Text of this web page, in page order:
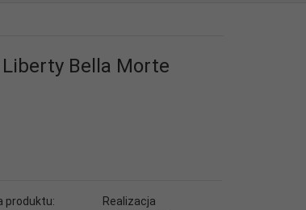
Bella Morte
produktu:
Realizacja